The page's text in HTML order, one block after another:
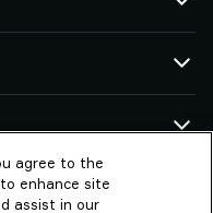
ASagree to the
enhance site
assist in our